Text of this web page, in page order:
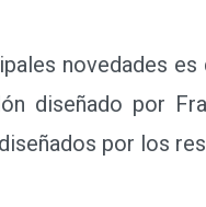
novedades
diseñado por
por los